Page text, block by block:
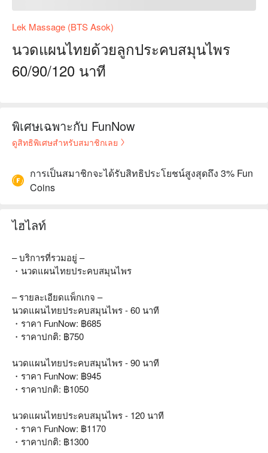
Lek Massage (BTS Asok)
นวดแผนไทยด้วยลูกประคบสมุนไพร
60/90/120 นาที
พิเศษเฉพาะกับ FunNow
ดูสิทธิพิเศษสำหรับสมาชิกเลย
การเป็นสมาชิกจะได้รับสิทธิประโยชน์สูงสุดถึง 3% Fun
Coins
ไฮไลท์
– บริการที่รวมอยู่ –
・นวดแผนไทยประคบสมุนไพร
– รายละเอียดแพ็กเกจ –
นวดแผนไทยประคบสมุนไพร - 60 นาที
・ราคา FunNow: ฿685
・ราคาปกติ: ฿750
นวดแผนไทยประคบสมุนไพร - 90 นาที
・ราคา FunNow: ฿945
・ราคาปกติ: ฿1050
นวดแผนไทยประคบสมุนไพร - 120 นาที
・ราคา FunNow: ฿1170
・ราคาปกติ: ฿1300